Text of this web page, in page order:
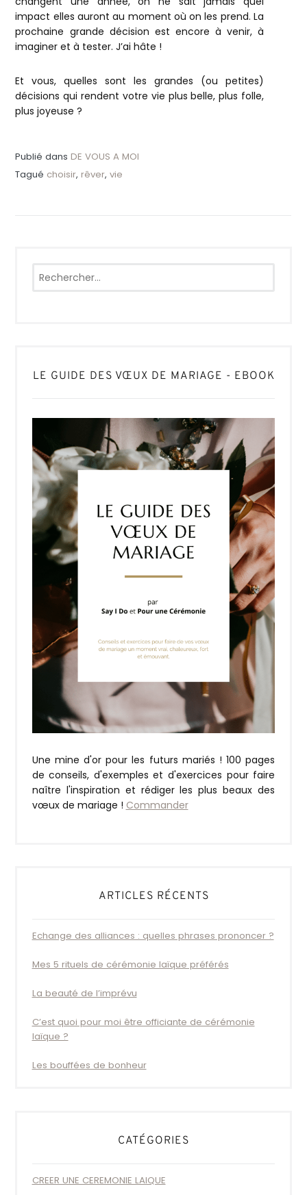
impact elles auront au moment où on les prend. La
prochaine grande décision est encore à venir, à
imaginer et à tester. J’ai hâte !
Et vous, quelles sont les grandes (ou petites)
décisions qui rendent votre vie plus belle, plus folle,
plus joyeuse ?
Publié dansDE VOUS A MOI
Tagué choisir,rêver,vie
LE GUIDE DES VŒUX DE MARIAGE - EBOOK
Une mine d'or pour les futurs mariés ! 100 pages
de conseils, d'exemples et d'exercices pour faire
naître l'inspiration et rédiger les plus beaux des
vœux de mariage ! Commander
ARTICLES RÉCENTS
Echange des alliances : quelles phrases prononcer ?
Mes 5 rituels de cérémonie laïque préférés
La beauté de l’imprévu
C’est quoi pour moi être officiante de cérémonie
laïque ?
Les bouffées de bonheur
CATÉGORIES
CREER UNE CEREMONIE LAIQUE